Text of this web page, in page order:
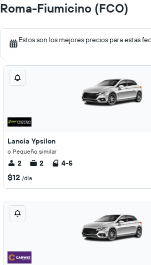
Roma-Fiumicino (FCO)
Estos son los mejores precios para estas
Lancia Ypsilon
o Pequeño similar
2 2 4-5
$12 /día